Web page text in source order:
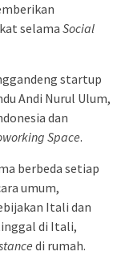
selama Social
startup
Andi Nurul Ulum,
dan
Space.
berbeda setiap
umum,
Itali dan
di Itali,
di rumah.